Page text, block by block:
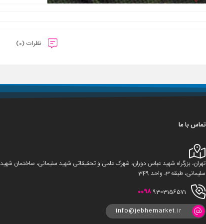
نظرات (0)
تماس با ما
تهران، بزرگراه شهید عباس دوران، شهرک علمی و تحقیقاتی شهید سلیمانی، ساختمان شهید
سلیمانی، طبقه 3، واحد 349
0098 9303156571
info@jebhemarket.ir